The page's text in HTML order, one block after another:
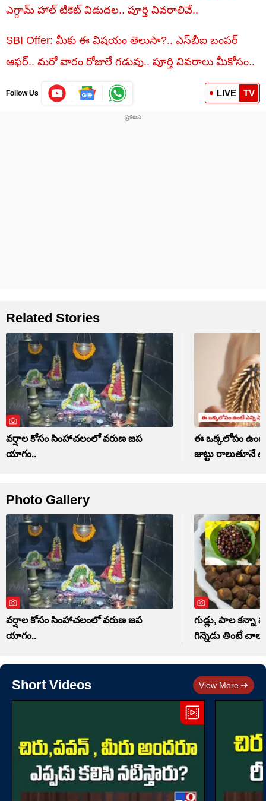
ఎగ్గామ్ హాల్ టికెట్ విడుదల.. పూర్తి వివరాలివే..
SBI Offer: మీకు ఈ విషయం తెలుసా?.. ఎస్‌బీఐ బంపర్
ఆఫర్.. మరో వారం రోజులే గడువు.. పూర్తి వివరాలు మీకోసం..
Follow Us LIVE TV
Related Stories
వర్షాల కోసం సింహాచలంలో వరుణ జప
యాగం..
ఈ ఒక్కలోపం
జుట్టు రాలుతూనే
Photo Gallery
వర్షాల కోసం సింహాచలంలో వరుణ జప
యాగం..
గుడ్లు, పాల కన్నా
గిన్నెడు తింటే చాలు
Short Videos View More